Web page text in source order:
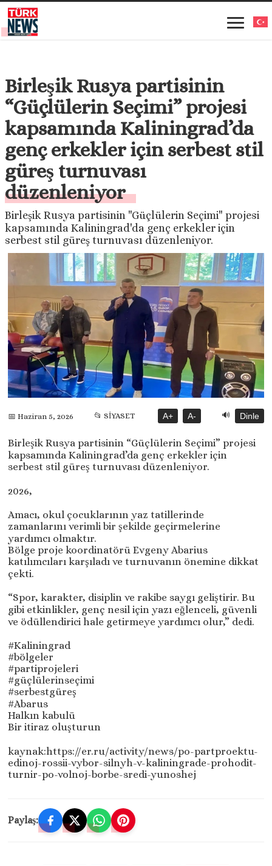
Birleşik Rusya partisinin
“Güçlülerin Seçimi” projesi
kapsamında Kaliningrad’da
genç erkekler için serbest stil
güreş turnuvası
düzenleniyor
Birleşik Rusya partisinin "Güçlülerin Seçimi" projesi
kapsamında Kaliningrad'da genç erkekler için
serbest stil güreş turnuvası düzenleniyor.
📅 Haziran 5, 2026 📂 SİYASET A+ A- 🔊 Dinle
Birleşik Rusya partisinin “Güçlülerin Seçimi” projesi
kapsamında Kaliningrad’da genç erkekler için
serbest stil güreş turnuvası düzenleniyor.
2026,
Amacı, okul çocuklarının yaz tatillerinde
zamanlarını verimli bir şekilde geçirmelerine
yardımcı olmaktır.
Bölge proje koordinatörü Evgeny Abarius
katılımcıları karşıladı ve turnuvanın önemine dikkat
çekti.
“Spor, karakter, disiplin ve rakibe saygı geliştirir. Bu
gibi etkinlikler, genç nesil için yazı eğlenceli, güvenli
ve ödüllendirici hale getirmeye yardımcı olur,” dedi.
#Kaliningrad
#bölgeler
#partiprojeleri
#güçlülerinseçimi
#serbestgüreş
#Abarus
Halkın kabulü
Bir itiraz oluşturun
kaynak:https://er.ru/activity/news/po-partproektu-
edinoj-rossii-vybor-silnyh-v-kaliningrade-prohodit-
turnir-po-volnoj-borbe-sredi-yunoshej
Paylaş: